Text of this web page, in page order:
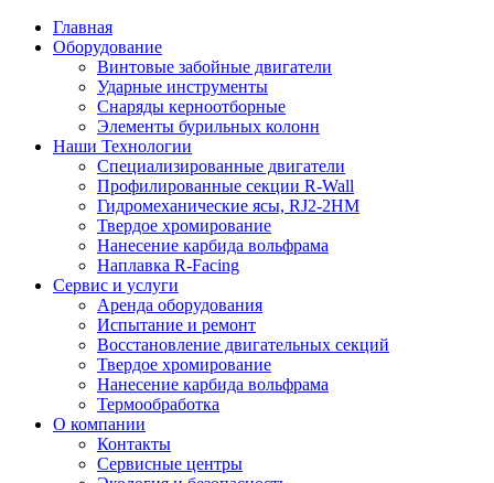
Главная
Оборудование
Винтовые забойные двигатели
Ударные инструменты
Снаряды керноотборные
Элементы бурильных колонн
Наши Технологии
Специализированные двигатели
Профилированные секции R-Wall
Гидромеханические ясы, RJ2-2HM
Твердое хромирование
Нанесение карбида вольфрама
Наплавка R-Facing
Сервис и услуги
Аренда оборудования
Испытание и ремонт
Восстановление двигательных секций
Твердое хромирование
Нанесение карбида вольфрама
Термообработка
О компании
Контакты
Сервисные центры